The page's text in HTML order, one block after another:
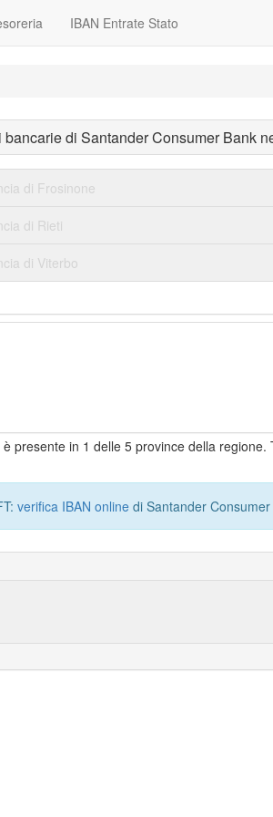
IBAN Entrate Stato
bancarie di Santander Consumer Bank
di Frosinone
di Rieti
di Viterbo
presente in 1 delle 5 province della
verifica IBAN online di Santander Consumer